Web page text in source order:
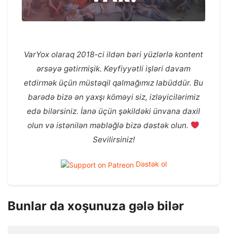
VarYox olaraq 2018-ci ildən bəri yüzlərlə kontent
ərsəyə gətirmişik. Keyfiyyətli işləri davam
etdirmək üçün müstəqil qalmağımız labüddür. Bu
barədə bizə ən yaxşı köməyi siz, izləyicilərimiz
edə bilərsiniz. İanə üçün şəkildəki ünvana daxil
olun və istənilən məbləğlə bizə dəstək olun.
Sevilirsiniz!
Dəstək ol
Bunlar da xoşunuza gələ bilər